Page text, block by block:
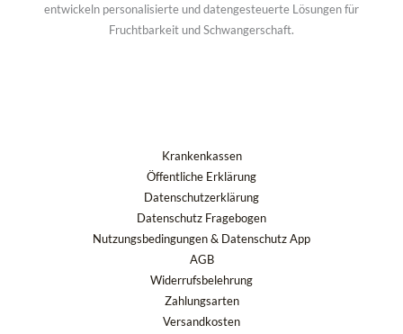
entwickeln personalisierte und datengesteuerte Lösungen für
Fruchtbarkeit und Schwangerschaft.
Krankenkassen
Öffentliche Erklärung
Datenschutzerklärung
Datenschutz Fragebogen
Nutzungsbedingungen & Datenschutz App
AGB
Widerrufsbelehrung
Zahlungsarten
Versandkosten